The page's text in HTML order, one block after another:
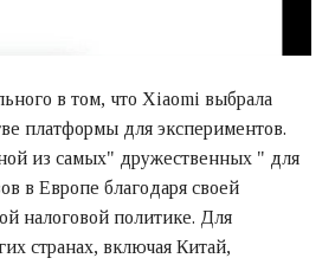
в том, что Xiaomi выбрала
платформы для экспериментов.
из самых" дружественных " для
в Европе благодаря своей
налоговой политике. Для
странах, включая Китай,